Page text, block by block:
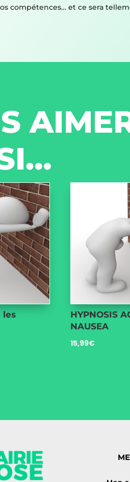
compétences… et ce sera
les
HYPNOSIS
NAUSEA
15,99€